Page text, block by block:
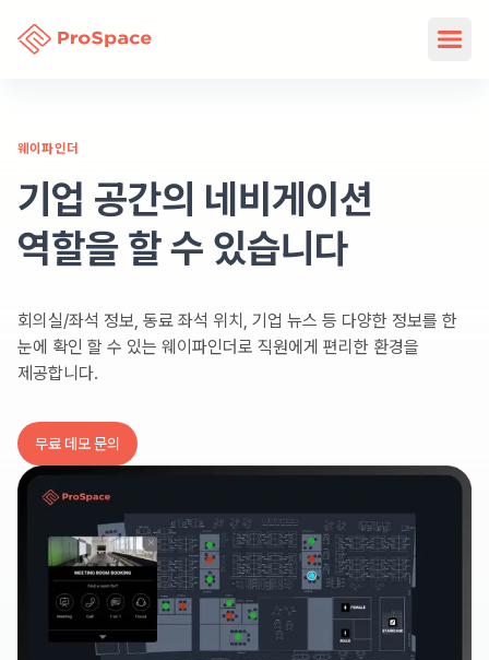
웨이파인더
기업 공간의 네비게이션
역할을 할 수 있습니다
회의실/좌석 정보, 동료 좌석 위치, 기업 뉴스 등 다양한 정보를 한
눈에 확인 할 수 있는 웨이파인더로 직원에게 편리한 환경을
제공합니다.
무료 데모 문의